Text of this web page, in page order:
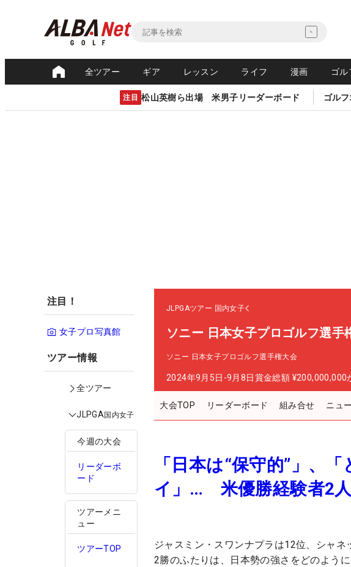
全ツアー ギア レッスン ライフ 漫画 ゴル
注目 松山英樹ら出場 米男子リーダーボード ゴル
注目！
女子プロ写真館
ツアー情報
全ツアー
JLPGA国内女子
今週の大会
リーダーボ
ード
ツアーメニ
ュー
ツアーTOP
JLPGAツアー 国内女子
ソニー 日本女子プロゴルフ選手
ソニー 日本女子プロゴルフ選手権大会
2024年9月5日-9月8日賞金総額 ¥200,000,000
大会TOP リーダーボード 組み合せ ニュ
「日本は“保守的”」、
イ」… 米優勝経験者2人
ジャスミン・スワンナプラは12位、シャ
2勝のふたりは、日本勢の強さをどのよう